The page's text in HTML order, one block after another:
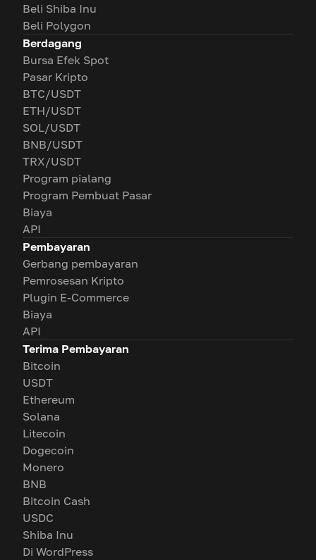
Beli Shiba Inu
Beli Polygon
Berdagang
Bursa Efek Spot
Pasar Kripto
BTC/USDT
ETH/USDT
SOL/USDT
BNB/USDT
TRX/USDT
Program pialang
Program Pembuat Pasar
Biaya
API
Pembayaran
Gerbang pembayaran
Pemrosesan Kripto
Plugin E-Commerce
Biaya
API
Terima Pembayaran
Bitcoin
USDT
Ethereum
Solana
Litecoin
Dogecoin
Monero
BNB
Bitcoin Cash
USDC
Shiba Inu
Di WordPress